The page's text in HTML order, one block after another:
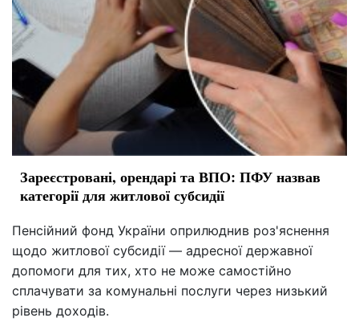
Зареєстровані, орендарі та ВПО: ПФУ назвав
категорії для житлової субсидії
Пенсійний фонд України оприлюднив роз'яснення
щодо житлової субсидії — адресної державної
допомоги для тих, хто не може самостійно
сплачувати за комунальні послуги через низький
рівень доходів.